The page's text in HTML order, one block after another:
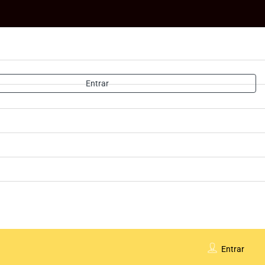
Entrar
Entrar